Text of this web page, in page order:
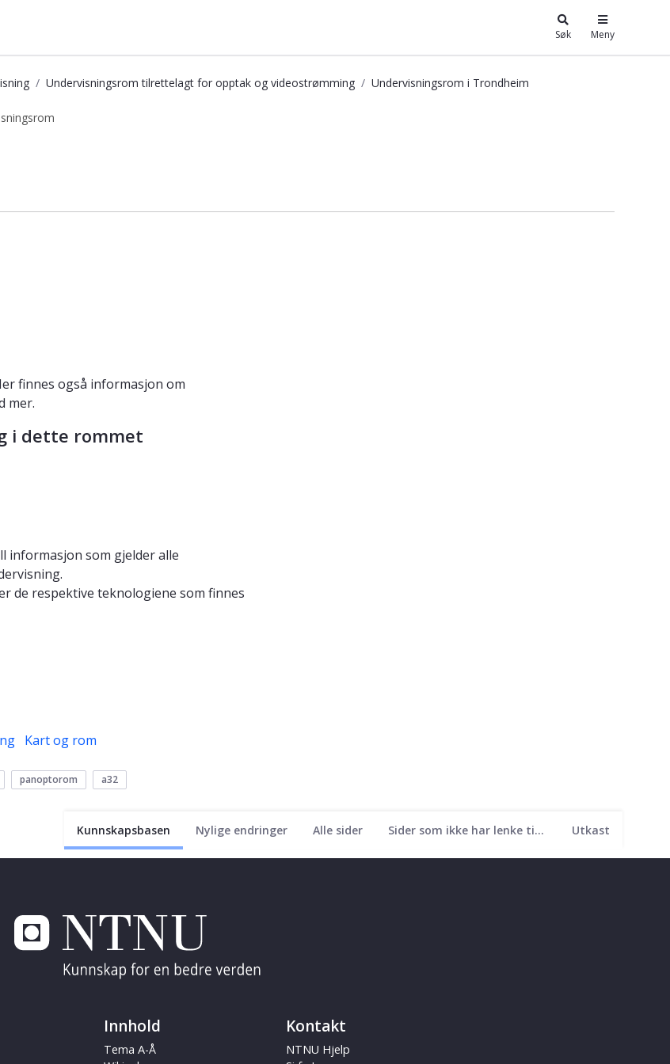
Søk Meny
Undervisningsrom tilrettelagt for opptak og videostrømming Undervisningsrom i Trondheim
Kunnskapsbasen Nylige endringer Alle sider Sider som ikke har lenke til seg Utkast
finnes også informasjon om
mer.
i dette rommet
informasjon som gjelder alle
de respektive teknologiene som finnes
Kart og rom
panoptorom a32
Innhold
Tema A-Å
Kontakt
NTNU Hjelp